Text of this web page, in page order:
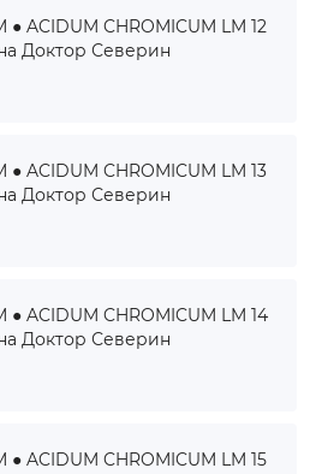
CHROMICUM LM 12
Доктор Северин
CHROMICUM LM 13
Доктор Северин
CHROMICUM LM 14
Доктор Северин
CHROMICUM LM 15